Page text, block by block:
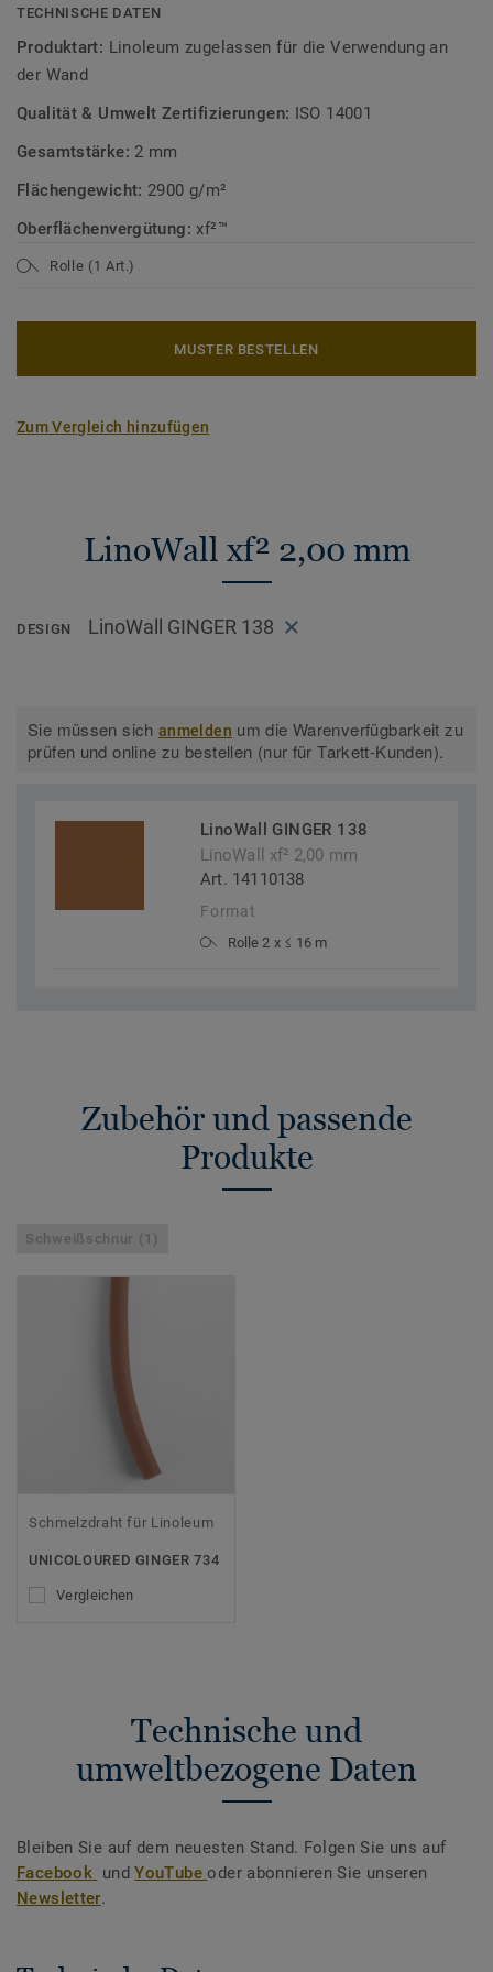
Bodenbelagskollektionen. Recyclingfähig auch nach dem
Mehr über Tarkett Linoleum erfahren:
Mehr über unsere Wandbeläge erfahren:
TECHNISCHE DATEN
Produktart: Linoleum zugelassen für die Verwendung an
der Wand
Qualität & Umwelt Zertifizierungen: ISO 14001
Gesamtstärke: 2 mm
Flächengewicht: 2900 g/m²
Oberflächenvergütung:xf²™
Rolle (1 Art.)
MUSTER BESTELLEN
Zum Vergleich hinzufügen
LinoWall xf² 2,00 mm
DESIGN LinoWall GINGER 138
Sie müssen sichanmelden um die Warenverfügbarkeit zu
prüfen und online zu bestellen (nur für Tarkett-Kunden).
LinoWall GINGER 138
LinoWall xf² 2,00 mm
Art. 14110138
Format
Rolle 2 x ≤ 16 m
Zubehör und passende
Produkte
Schweißschnur (1)
Schmelzdraht für Linoleum
UNICOLOURED GINGER 734
Vergleichen
Technische und
umweltbezogene Daten
Bleiben Sie auf dem neuesten Stand. Folgen Sie uns auf
Facebook undYouTubeoder abonnieren Sie unseren
Newsletter.